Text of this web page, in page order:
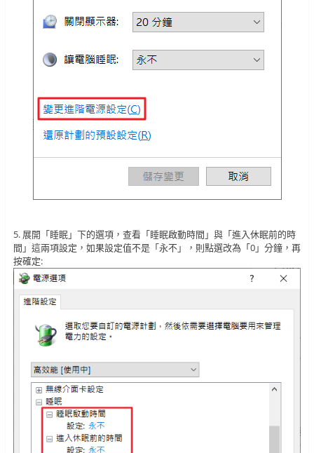
5. 展開「睡眠」下的選項，查看「睡眠啟動時間」與「進入休眠前的時
間」這兩項設定，如果設定值不是「永不」，則點選改為「0」分鐘，再
按確定: